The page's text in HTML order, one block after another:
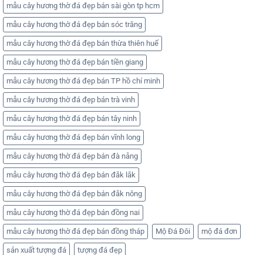
mẫu cây hương thờ đá đẹp bán sài gòn tp hcm
mẫu cây hương thờ đá đẹp bán sóc trăng
mẫu cây hương thờ đá đẹp bán thừa thiên huế
mẫu cây hương thờ đá đẹp bán tiền giang
mẫu cây hương thờ đá đẹp bán TP hồ chí minh
mẫu cây hương thờ đá đẹp bán trà vinh
mẫu cây hương thờ đá đẹp bán tây ninh
mẫu cây hương thờ đá đẹp bán vĩnh long
mẫu cây hương thờ đá đẹp bán đà nẵng
mẫu cây hương thờ đá đẹp bán đắk lắk
mẫu cây hương thờ đá đẹp bán đắk nông
mẫu cây hương thờ đá đẹp bán đồng nai
mẫu cây hương thờ đá đẹp bán đồng tháp Mộ Đá Đôi mộ đá đơn
sản xuất tượng đá tượng đá đẹp